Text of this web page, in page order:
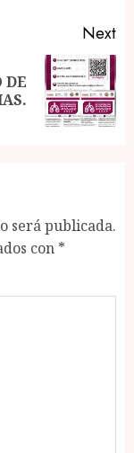
Next
DE
será publicada.
con *